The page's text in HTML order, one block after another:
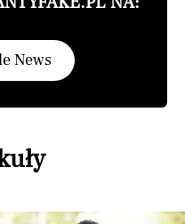
News